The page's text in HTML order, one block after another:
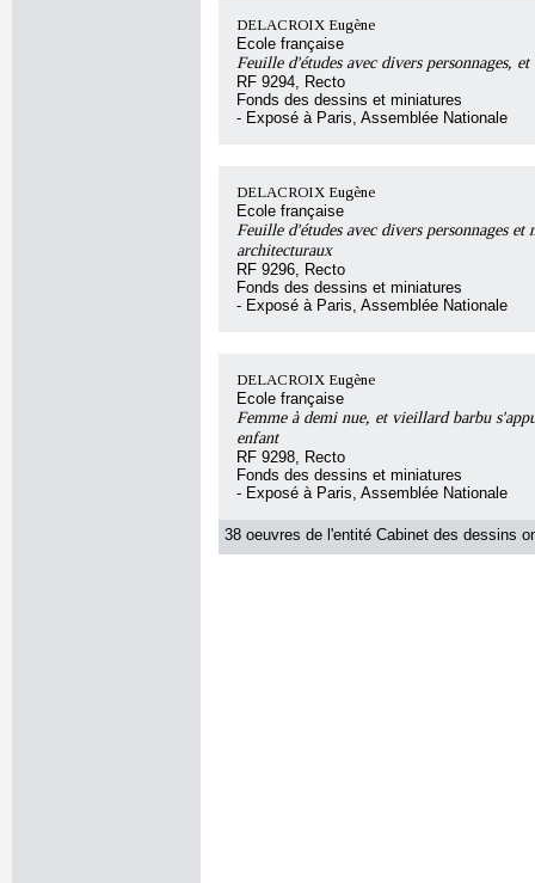
DELACROIX Eugène
Ecole française
Feuille d'études avec divers personnages, et
RF 9294, Recto
Fonds des dessins et miniatures
- Exposé à Paris, Assemblée Nationale
DELACROIX Eugène
Ecole française
Feuille d'études avec divers personnages et
architecturaux
RF 9296, Recto
Fonds des dessins et miniatures
- Exposé à Paris, Assemblée Nationale
DELACROIX Eugène
Ecole française
Femme à demi nue, et vieillard barbu
enfant
RF 9298, Recto
Fonds des dessins et miniatures
- Exposé à Paris, Assemblée Nationale
38 oeuvres de l'entité Cabinet des dessins